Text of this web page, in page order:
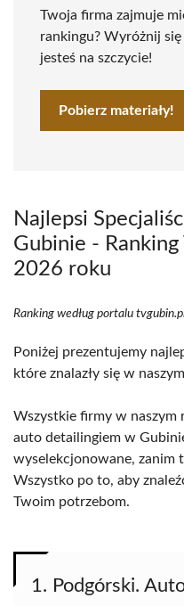
Twoja firma zajmuje
rankingu? Wyróżnij
jesteś na szczycie!
Pobierz materiały!
Najlepsi
Gubinie -
2026 roku
Ranking według portalu
Poniżej prezentujemy
które znalazły się w
Wszystkie firmy w naszym
auto detailingiem w
wyselekcjonowane, zanim
Wszystko po to, aby
Twoim potrzebom.
1. Podgórski.